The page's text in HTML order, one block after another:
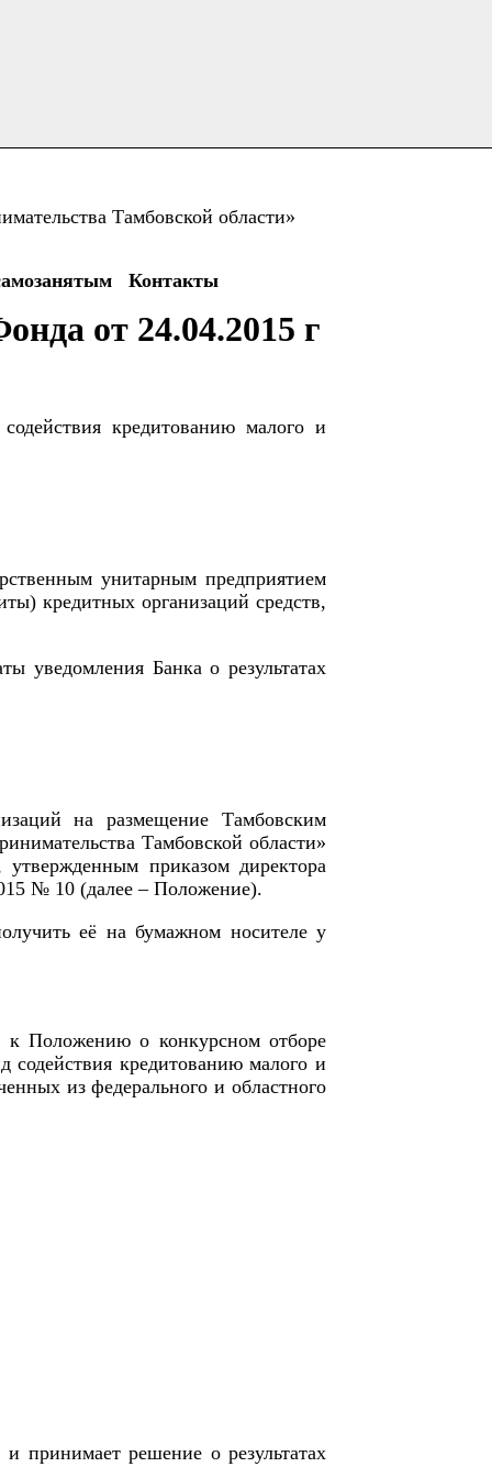
Тамбовской области»
Контакты
от 24.04.2015 г
кредитованию малого и
унитарным предприятием
кредитных организаций средств,
уведомления Банка о результатах
на размещение Тамбовским
Тамбовской области»
приказом директора
№ 10 (далее – Положение).
её на бумажном носителе у
к Положению о конкурсном отборе
кредитованию малого и
из федерального и областного
принимает решение о результатах